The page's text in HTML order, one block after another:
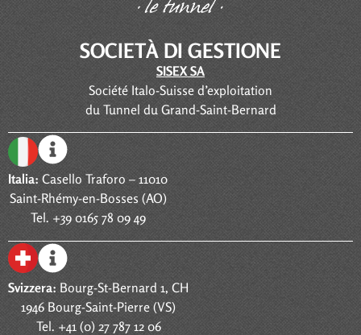
SOCIETÀ DI GESTIONE
SISEX SA
Société Italo-Suisse d’exploitation
du Tunnel du Grand-Saint-Bernard
Italia: Casello Traforo – 11010
Saint-Rhémy-en-Bosses (AO)
Tel. +39 0165 78 09 49
Svizzera: Bourg-St-Bernard 1, CH
1946 Bourg-Saint-Pierre (VS)
Tel. +41 (0) 27 787 12 06